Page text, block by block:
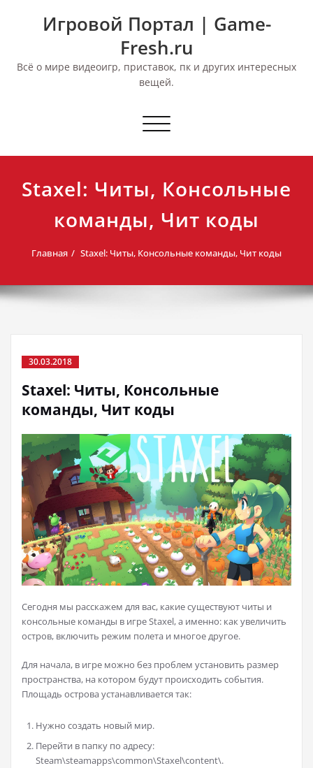
Игровой Портал | Game-
Fresh.ru
Всё о мире видеоигр, приставок, пк и других интересных
вещей.
Переключить
Staxel: Читы, Консольные
команды, Чит коды
Главная Staxel: Читы, Консольные команды, Чит коды
30.03.2018
Staxel: Читы, Консольные
команды, Чит коды
Сегодня мы расскажем для вас, какие существуют читы и
консольные команды в игре Staxel, а именно: как увеличить
остров, включить режим полета и многое другое.
Для начала, в игре можно без проблем установить размер
пространства, на котором будут происходить события.
Площадь острова устанавливается так:
Нужно создать новый мир.
Перейти в папку по адресу:
Steam\steamapps\common\Staxel\content\.